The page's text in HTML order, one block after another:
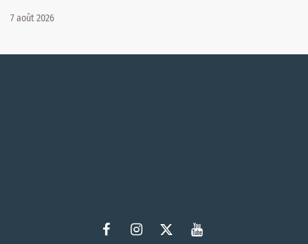
7 août 2026